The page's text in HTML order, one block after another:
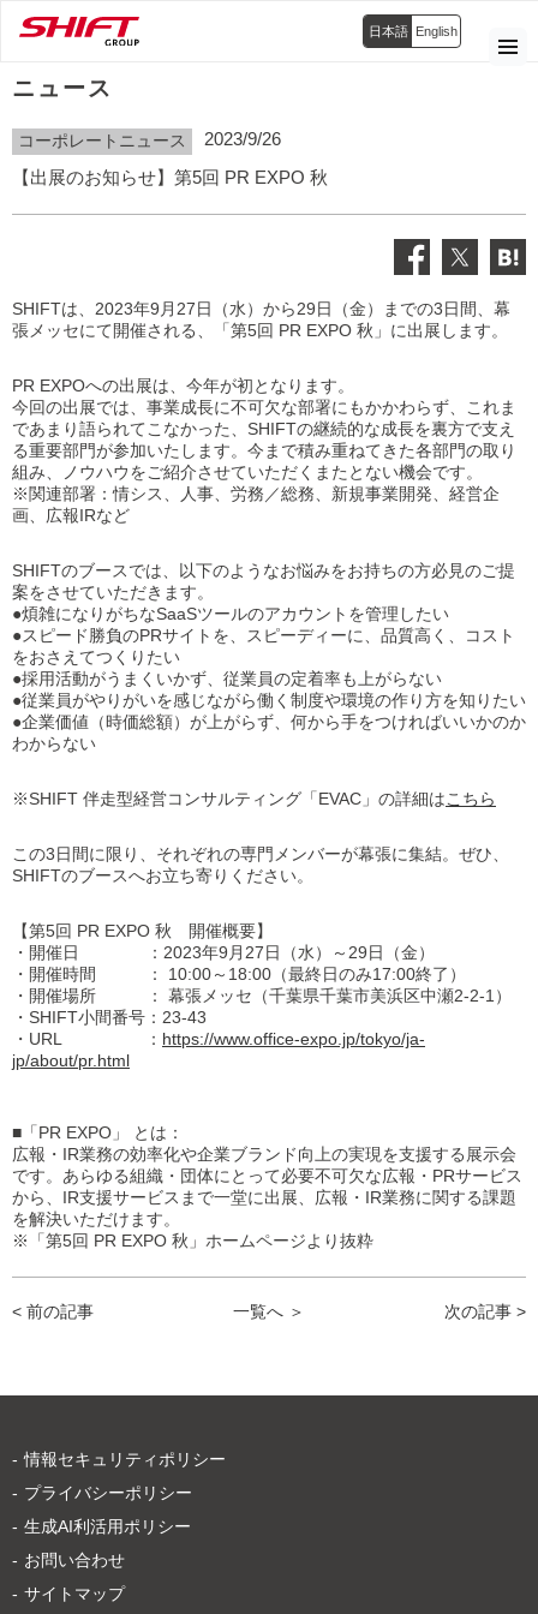
日本語 English
ニュース
コーポレートニュース
2023/9/26
【出展のお知らせ】第5回 PR EXPO 秋
SHIFTは、2023年9月27日（水）から29日（金）までの3日間、幕
張メッセにて開催される、「第5回 PR EXPO 秋」に出展します。
PR EXPOへの出展は、今年が初となります。
今回の出展では、 事業成長に不可欠な部署にもかかわらず、これま
であまり語られてこなかった、SHIFTの継続的な成長を裏方で支え
る重要部門が参加いたします。今まで積み重ねてきた各部門の取り
組み、ノウハウをご紹介させていただく またとない機会です。
※関連部署：情シス、人事、労務／総務、新規事業開発、経営企
画、広報IRなど
SHIFTのブースでは、以下のようなお悩みをお持ちの方必見のご提
案をさせていただきます。
●煩雑になりがちなSaaSツールのアカウントを管理したい
●スピード勝負のPRサイトを、スピーディーに、品質高く、コスト
をおさえてつくりたい
●採用活動がうまくいかず、従業員の定着率も上がらない
●従業員がやりがいを感じながら働く制度や環境の作り方を知りたい
●企業価値（時価総額）が上がらず、何から手をつければいいかのか
わからない
※SHIFT 伴走型経営コンサルティング「EVAC」の詳細はこちら
この3日間に限り、それぞれの専門メンバーが幕張に集結。ぜひ、
SHIFTのブースへお立ち寄りください。
【第5回 PR EXPO 秋 開催概要】
・開催日
・開催時間
・開催場所
：2023年9月27日（水）～29日（金）
： 10:00～18:00（最終日のみ17:00終了）
： 幕張メッセ（千葉県千葉市美浜区中瀬2-2-1）
・SHIFT小間番号：23-43
・URL ： https://www.office-expo.jp/tokyo/ja-
jp/about/pr.html
■「PR EXPO」 とは：
広報・IR業務の効率化や企業ブランド向上の実現を支援する展示会
です。あらゆる組織・団体にとって必要不可欠な広報・PRサービス
から、IR支援サービスまで一堂に出展、広報・IR業務に関する課題
を解決いただけます。
※「第5回 PR EXPO 秋」ホームページより抜粋
< 前の記事 一覧へ ＞ 次の記事 >
情報セキュリティポリシー
プライバシーポリシー
生成AI利活用ポリシー
お問い合わせ
サイトマップ